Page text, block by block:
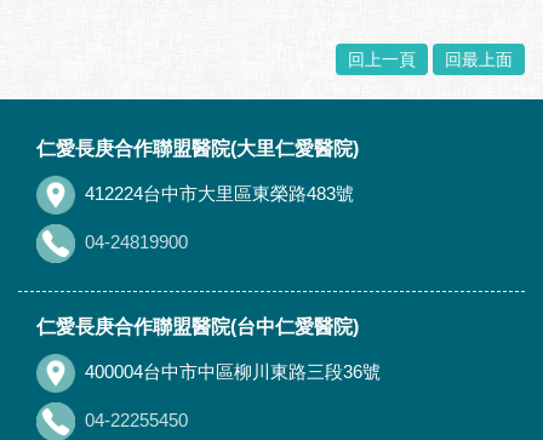
回上一頁 回最上面
仁愛長庚合作聯盟醫院(大里仁愛醫院)
412224台中市大里區東榮路483號
04-24819900
仁愛長庚合作聯盟醫院(台中仁愛醫院)
400004台中市中區柳川東路三段36號
04-22255450